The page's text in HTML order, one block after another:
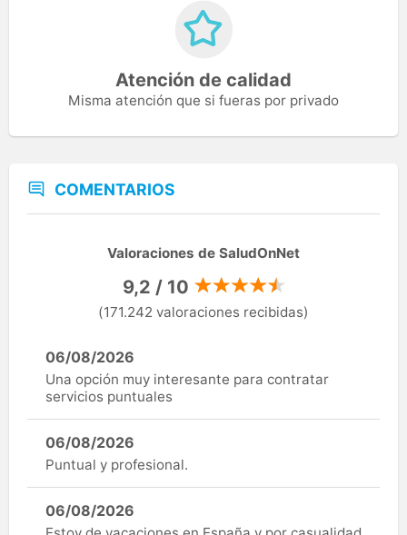
Atención de calidad
Misma atención que si fueras por privado
COMENTARIOS
Valoraciones de SaludOnNet
9,2 / 10
(171.242 valoraciones recibidas)
06/08/2026
Una opción muy interesante para contratar
servicios puntuales
06/08/2026
Puntual y profesional.
06/08/2026